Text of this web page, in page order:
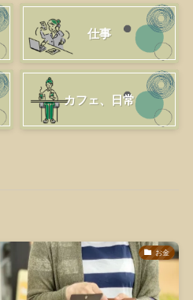
仕事
カフェ、日常
お金